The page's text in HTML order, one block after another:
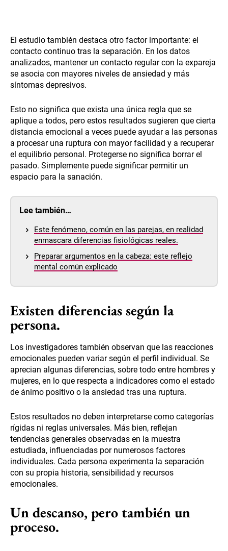
El estudio también destaca otro factor importante: el
contacto continuo tras la separación. En los datos
analizados, mantener un contacto regular con la expareja
se asocia con mayores niveles de ansiedad y más
síntomas depresivos.
Esto no significa que exista una única regla que se
aplique a todos, pero estos resultados sugieren que cierta
distancia emocional a veces puede ayudar a las personas
a procesar una ruptura con mayor facilidad y a recuperar
el equilibrio personal. Protegerse no significa borrar el
pasado. Simplemente puede significar permitir un
espacio para la sanación.
Lee también…
Este fenómeno, común en las parejas, en realidad
enmascara diferencias fisiológicas reales.
Preparar argumentos en la cabeza: este reflejo
mental común explicado
Existen diferencias según la
persona.
Los investigadores también observan que las reacciones
emocionales pueden variar según el perfil individual. Se
aprecian algunas diferencias, sobre todo entre hombres y
mujeres, en lo que respecta a indicadores como el estado
de ánimo positivo o la ansiedad tras una ruptura.
Estos resultados no deben interpretarse como categorías
rígidas ni reglas universales. Más bien, reflejan
tendencias generales observadas en la muestra
estudiada, influenciadas por numerosos factores
individuales. Cada persona experimenta la separación
con su propia historia, sensibilidad y recursos
emocionales.
Un descanso, pero también un
proceso.